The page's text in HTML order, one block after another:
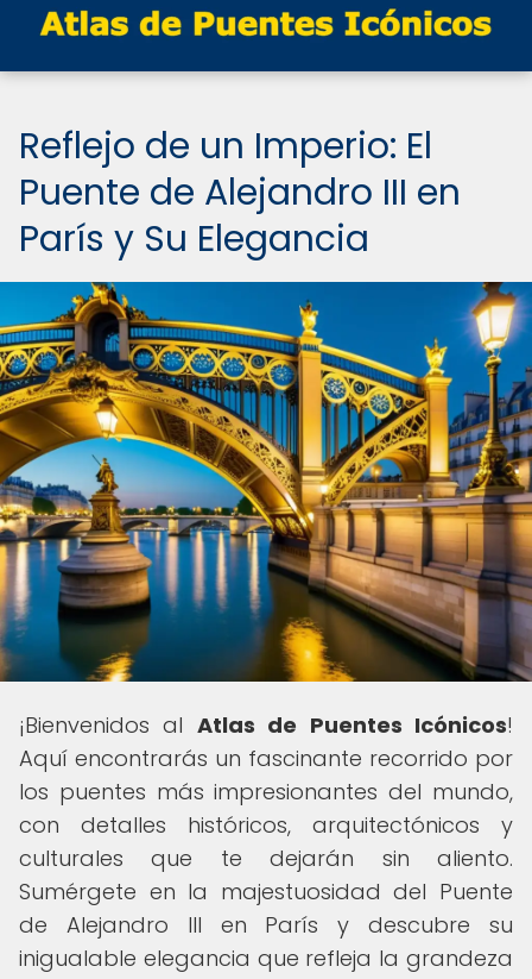
Reflejo de un Imperio: El
Puente de Alejandro III en
París y Su Elegancia
¡Bienvenidos al Atlas de Puentes Icónicos!
Aquí encontrarás un fascinante recorrido por
los puentes más impresionantes del mundo,
con detalles históricos, arquitectónicos y
culturales que te dejarán sin aliento.
Sumérgete en la majestuosidad del Puente
de Alejandro III en París y descubre su
inigualable elegancia que refleja la grandeza